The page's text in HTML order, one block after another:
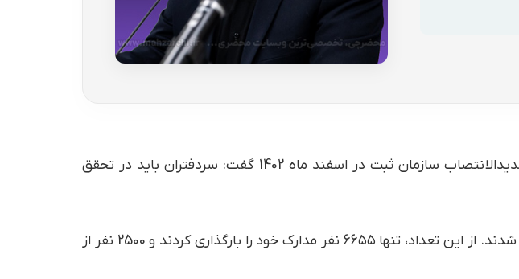
رئیس سازمان ثبت اسناد و املاک کشور در مراسم تحلیف پنجمین گروه سردفتران جدیدالانتصاب سازمان ثبت در اسفند ماه 1402 گفت: سردفتران باید در تحقق
از ۹۵۳۴ نفری که در آزمون سردفتری 1401 نمره قبولی گرفتند، ۹۳۰۰ نفر تایید صلاحیت شدند. از این تعداد، تنها ۶۶۵۵ نفر مدارک خود را بارگذاری کردند و 2500 نفر از